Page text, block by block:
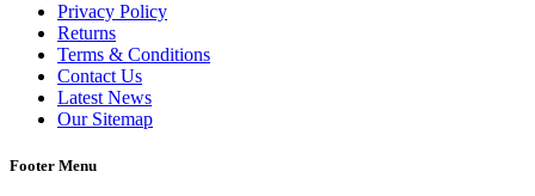
Privacy Policy
Returns
Terms & Conditions
Contact Us
Latest News
Our Sitemap
Footer Menu